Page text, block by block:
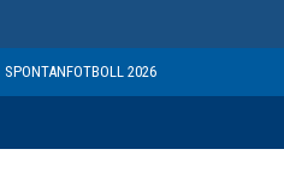
SPONTANFOTBOLL 2026